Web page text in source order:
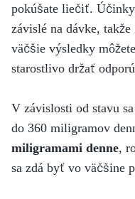
pokúšate liečiť.
závislé na dávke,
väčšie výsledky
starostlivo držať
V závislosti od stavu
do 360 miligramov
miligramami denne,
sa zdá byť vo väčšine